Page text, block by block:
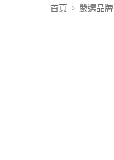
首頁 嚴選品牌